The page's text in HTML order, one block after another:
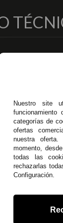
Entregas y
Pago Seguro
Terminos y
Condiciones
Políticas de
44 45 43/955
Nuestro site
categorías de
ofertas
nuestra
momento,
todas las
rechazarlas
Configuración.